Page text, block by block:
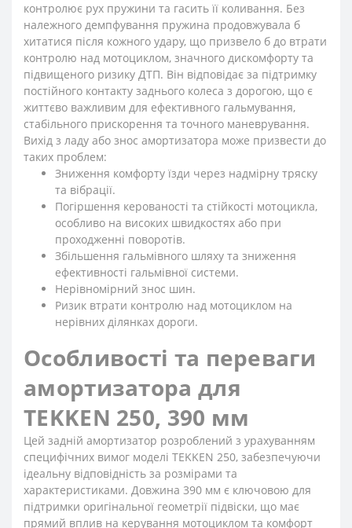
контролює рух пружини та гасить її коливання. Без
належного демпфування пружина продовжувала б
хитатися після кожного удару, що призвело б до втрати
контролю над мотоциклом, значного дискомфорту та
підвищеного ризику ДТП. Він відповідає за підтримку
постійного контакту заднього колеса з дорогою, що є
життєво важливим для ефективного гальмування,
стабільного прискорення та точного маневрування.
Вихід з ладу або знос амортизатора може призвести до
таких проблем:
Зниження комфорту їзди через надмірну тряску
та вібрації.
Погіршення керованості та стійкості мотоцикла,
особливо на високих швидкостях або при
проходженні поворотів.
Збільшення гальмівного шляху та зниження
ефективності гальмівної системи.
Нерівномірний знос шин.
Ризик втрати контролю над мотоциклом на
нерівних ділянках дороги.
Особливості та переваги
амортизатора для
TEKKEN 250, 390 мм
Цей задній амортизатор розроблений з урахуванням
специфічних вимог моделі TEKKEN 250, забезпечуючи
ідеальну відповідність за розмірами та
характеристиками. Довжина 390 мм є ключовою для
підтримки оригінальної геометрії підвіски, що має
прямий вплив на керування мотоциклом та комфорт